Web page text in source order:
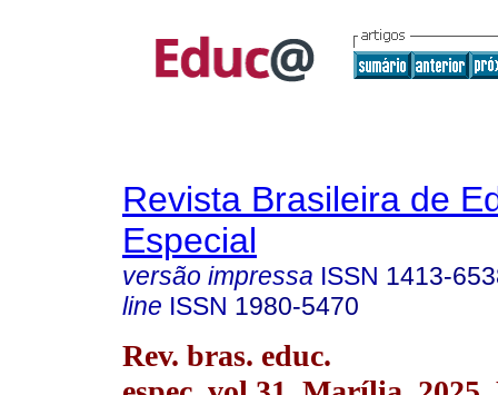
Revista Brasileira de
Especial
versão impressa ISSN 1413-
line ISSN 1980-5470
Rev. bras. educ.